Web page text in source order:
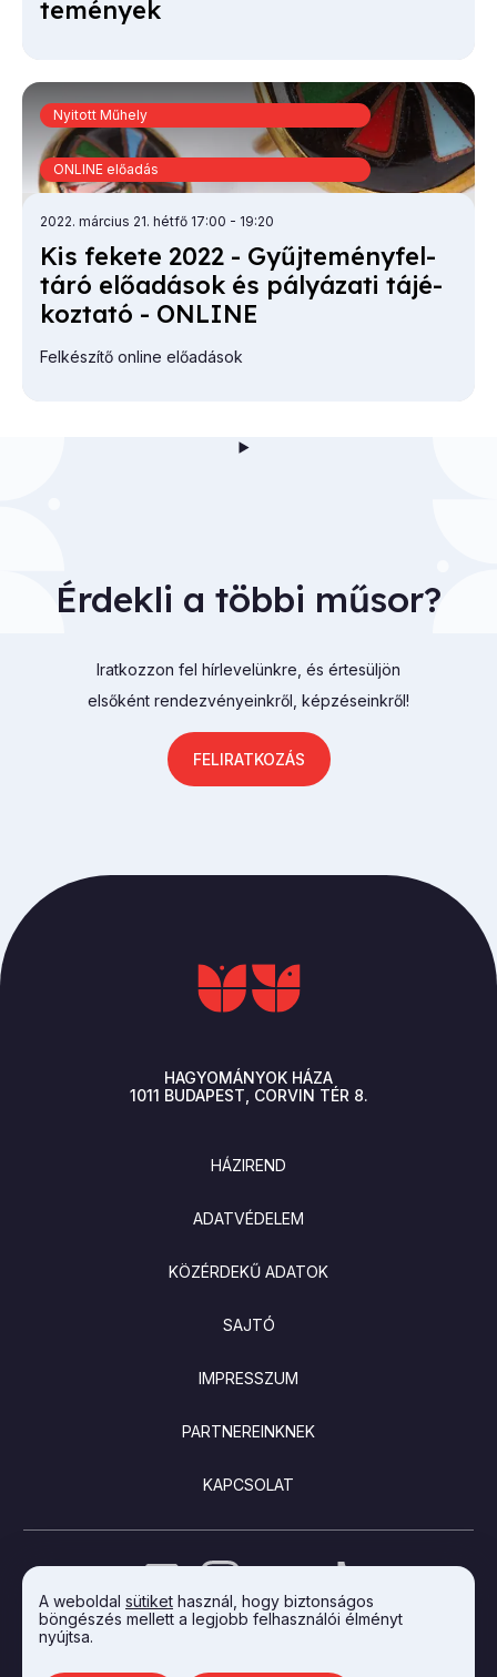
A weboldal sütiket használ, hogy biztonságos
böngészés mellett a legjobb felhasználói élményt
nyújtsa.
te­mé­nyek
Kis fe­ke­te 2022 - Gyűj­te­mény­fel­
tá­ró elő­adá­sok és pá­lyá­za­ti tá­jé­
koz­ta­tó - ON­LINE
2022. március 21. hétfő 17:00 - 19:20
Felkészítő online előadások
Nyitott Műhely
ONLINE előadás
Érdekli a többi műsor?
Iratkozzon fel hírlevelünkre, és értesüljön
elsőként rendezvényeinkről, képzéseinkről!
FELIRATKOZÁS
HAGYOMÁNYOK HÁZA
1011 BUDAPEST CORVIN TÉR 8.
HÁZIREND
ADATVÉDELEM
KÖZÉRDEKŰ ADATOK
SAJTÓ
IMPRESSZUM
PARTNEREINKNEK
KAPCSOLAT
AZ INTEGRAL VISION FEJLESZTETTE